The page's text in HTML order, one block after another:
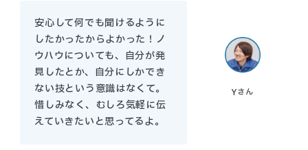
Yさん
安心して何でも聞けるように
したかったからよかった！ノ
ウハウについても、自分が発
見したとか、自分にしかでき
ない技という意識はなくて。
惜しみなく、むしろ気軽に伝
えていきたいと思ってるよ。